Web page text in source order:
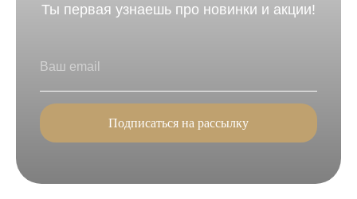
Ты первая узнаешь про новинки и акции!
Подписаться на рассылку